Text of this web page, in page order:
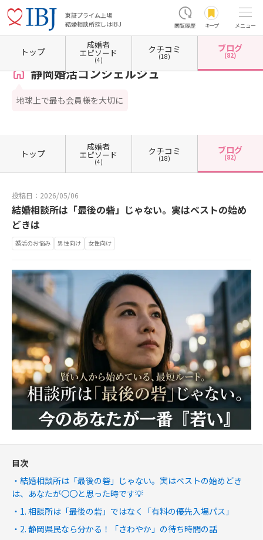
東証プライム上場
結婚相談所探しはIBJ
閲覧履歴 キープ メニュー
ホーム 静岡県の結婚相談所 静岡県静岡市 静岡県静岡市駿河区 静岡婚活コンシェル
静岡婚活コンシェルジュ
地球上で最も会員様を大切に
トップ
成婚者
エピソード
(4)
クチコミ
(18)
ブログ
(82)
トップ
成婚者
エピソード
(4)
クチコミ
(18)
ブログ
(82)
投稿日：2026/05/06
結婚相談所は「最後の砦」じゃない。実はベストの始め
どきは
婚活のお悩み 男性向け 女性向け
目次
結婚相談所は「最後の砦」じゃない。実はベストの始めどき
は、あなたが〇〇と思った時です💡
1. 相談所は「最後の砦」ではなく「有料の優先入場パス」
2. 静岡県民なら分かる！「さわやか」の待ち時間の話